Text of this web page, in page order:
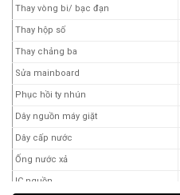
Động cơ quạt tủ lạnh trắng đa năng
Ngàm cửa lẫy cánh cửa
Thanh sấy nhiệt tủ lạnh
Thiết bị bảo vệ tủ lạnh
Nhớt tủ lạnh (gas r600a)
Nhớt tủ lạnh (gas r134a)
Vỉ tủ lạnh
Board test block tất cả các tủ lạnh
Dây nam chanh dành cho cửa tủ lạnh
Thay vòng bi/ bạc đạn
Thay hộp số
Thay chảng ba
Sửa mainboard
Phục hồi ty nhún
Dây nguồn máy giặt
Dây cấp nước
Ống nước xả
IC nguồn